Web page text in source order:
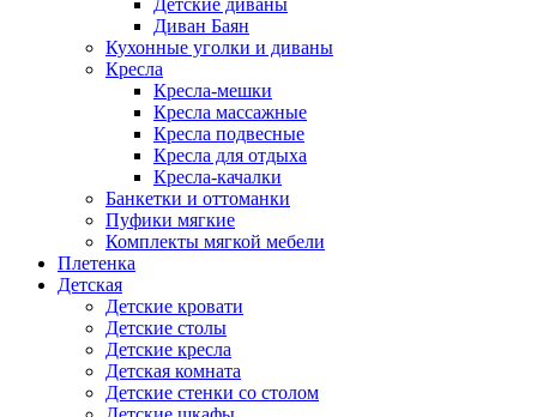
Детские диваны
Диван Баян
Кухонные уголки и диваны
Кресла
Кресла-мешки
Кресла массажные
Кресла подвесные
Кресла для отдыха
Кресла-качалки
Банкетки и оттоманки
Пуфики мягкие
Комплекты мягкой мебели
Плетенка
Детская
Детские кровати
Детские столы
Детские кресла
Детская комната
Детские стенки со столом